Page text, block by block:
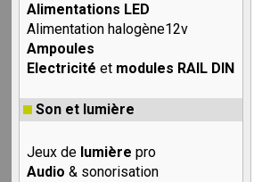
Alimentations LED
Alimentation halogène12v
Ampoules
Electricité et modules RAIL DIN
Son et lumière
Jeux de lumière pro
Audio & sonorisation